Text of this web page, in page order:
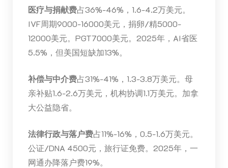
医疗与捐献费占36%-46%，1.6-4.2万美元。
IVF周期9000-16000美元，捐卵/精5000-
12000美元。PGT7000美元。2025年，AI省医
5.5%，但美国短缺加13%。
补偿与中介费占31%-41%，1.3-3.8万美元。母
亲补贴1.6-2.6万美元，机构协调1.1万美元。加拿
大公益隐省。
法律行政与落户费占11%-16%，0.5-1.6万美元。
公证/DNA 4500元，旅行证免费。2025年，一
网通办降落户费19%。